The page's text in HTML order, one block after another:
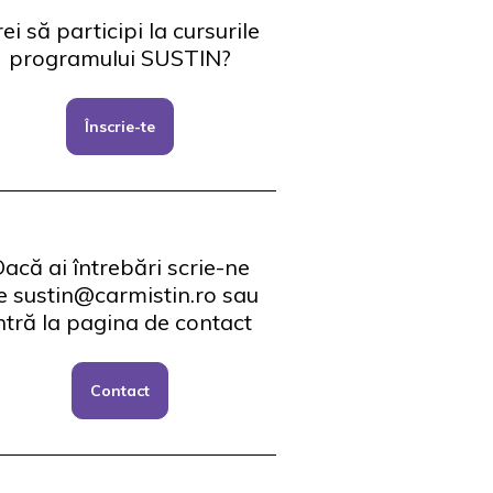
să participi la cursurile
programului SUSTIN?
Înscrie-te
ai întrebări scrie-ne
sustin@carmistin.ro sau
la pagina de contact
Contact